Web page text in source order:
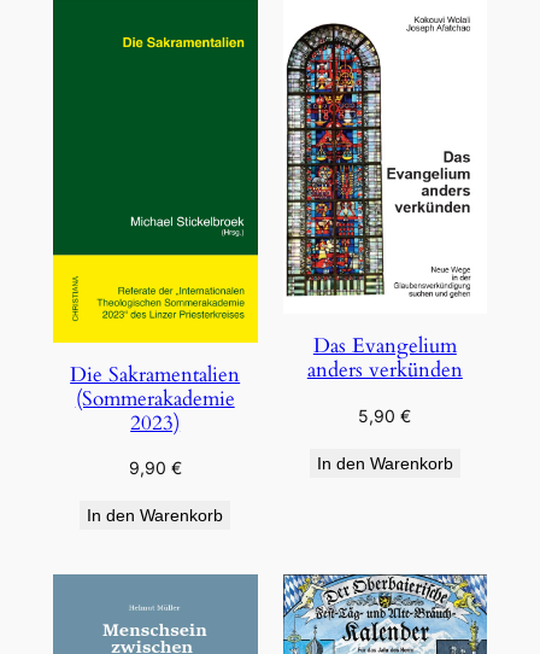
Die Sakramentalien
(Sommerakademie
2023)
9,90 €
In den Warenkorb
Das Evangelium
anders verkünden
5,90€
In den Warenkorb